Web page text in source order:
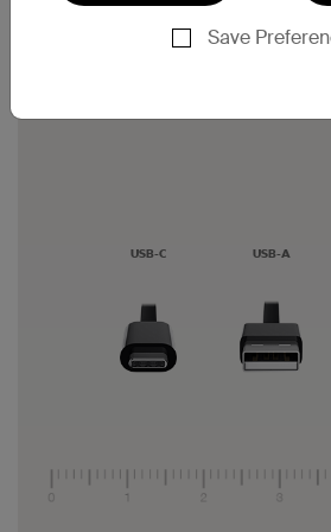
快 70% 的速度為智能手機充電
USB PD 裝置間分享電力。
USB-C USB-A
Save